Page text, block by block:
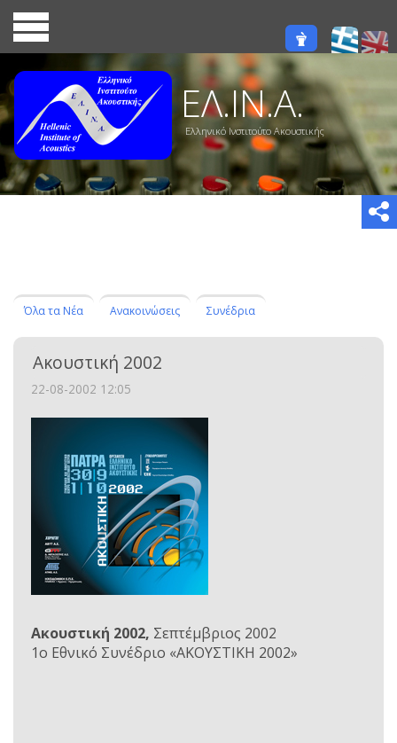
ΕΛ.ΙΝ.Α.
Ελληνικό Ινστιτούτο Ακουστικής
Όλα τα Νέα Ανακοινώσεις Συνέδρια
Ακουστική 2002
22-08-2002 12:05
Ακουστική 2002, Σεπτέμβριος 2002
1ο Εθνικό Συνέδριο «ΑΚΟΥΣΤΙΚΗ 2002»